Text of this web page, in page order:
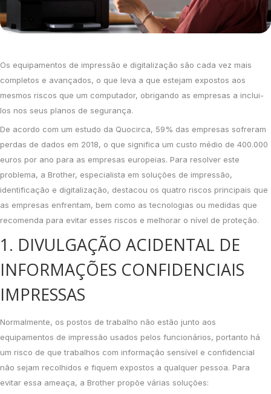
Os equipamentos de impressão e digitalização são cada vez mais
completos e avançados, o que leva a que estejam expostos aos
mesmos riscos que um computador, obrigando as empresas a inclui-
los nos seus planos de segurança.
De acordo com um estudo da Quocirca, 59% das empresas sofreram
perdas de dados em 2018, o que significa um custo médio de 400.000
euros por ano para as empresas europeias. Para resolver este
problema, a Brother, especialista em soluções de impressão,
identificação e digitalização, destacou os quatro riscos principais que
as empresas enfrentam, bem como as tecnologias ou medidas que
recomenda para evitar esses riscos e melhorar o nível de proteção.
1. DIVULGAÇÃO ACIDENTAL DE
INFORMAÇÕES CONFIDENCIAIS
IMPRESSAS
Normalmente, os postos de trabalho não estão junto aos
equipamentos de impressão usados pelos funcionários, portanto há
um risco de que trabalhos com informação sensível e confidencial
não sejam recolhidos e fiquem expostos a qualquer pessoa. Para
evitar essa ameaça, a Brother propõe várias soluções: